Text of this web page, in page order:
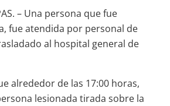
– Una persona que fue
fue atendida por personal de
al hospital general de
alrededor de las 17:00 horas,
lesionada tirada sobre la